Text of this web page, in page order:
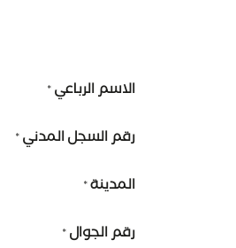
الاسم الرباعي*
رقم السجل المدني*
المدينة*
رقم الجوال*